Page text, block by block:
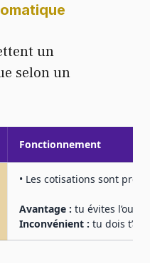
un
selon un
Fonctionnement
• Les cotisations sont
Avantage : tu évites
Inconvénient : tu dois